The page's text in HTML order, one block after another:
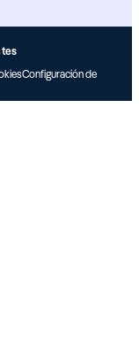
Configuración de